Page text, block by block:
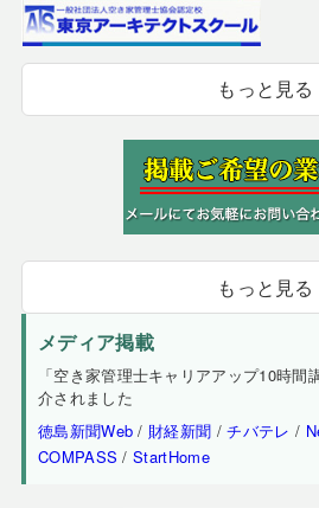
もっと見る
もっと見る
メディア掲載
「空き家管理士キャリアアップ10時間
介されました
徳島新聞Web / 財経新聞 /チバテレ /
COMPASS /StartHome